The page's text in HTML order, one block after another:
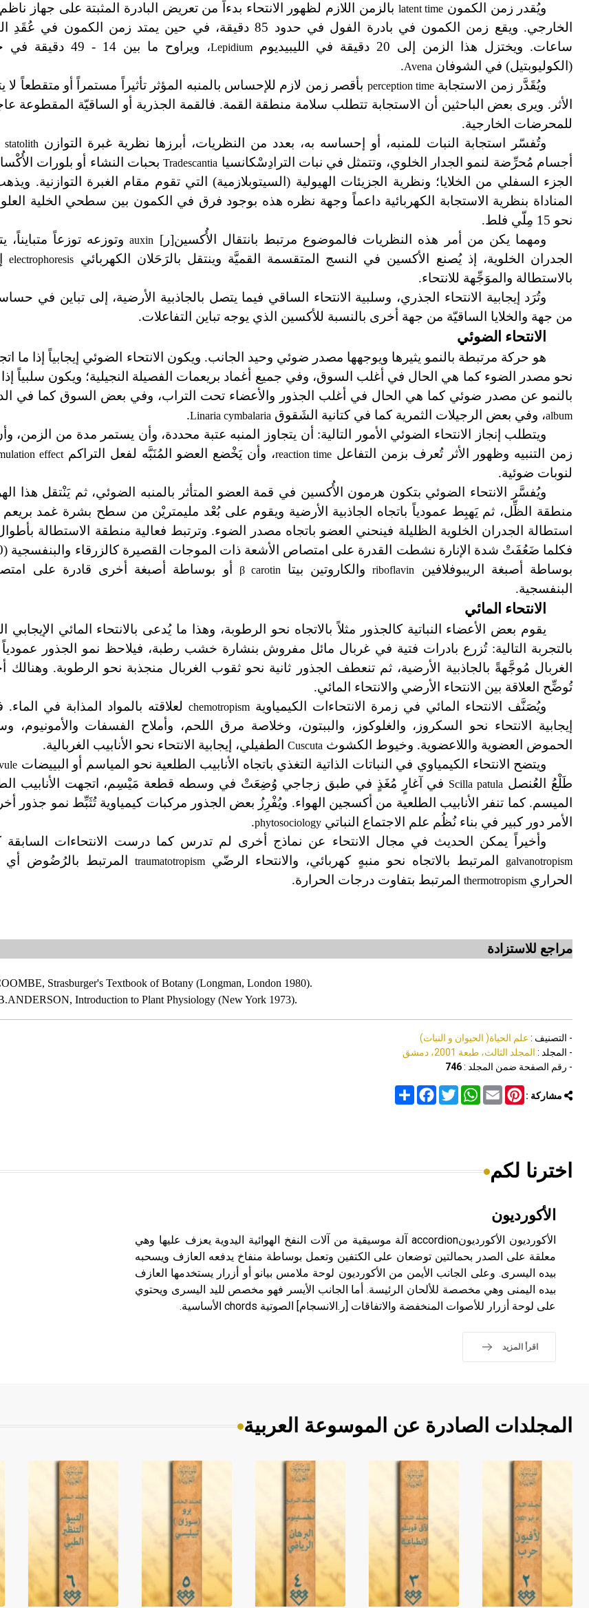
ويُقدر زمن الكمون latent time بالزمن اللازم لظهور الانتحاء بدءاً من تعريض البادرة المثبتة على جهاز
الخارجي. ويقع زمن الكمون في بادرة الفول في حدود 85 دقيقة، في حين يمتد زمن
ساعات. ويختزل هذا الزمن إلى 20 دقيقة في الليبيديوم
Lepidium
، ويراوح ما بين 14
(الكوليوبتيل) في الشوفان Avena
.
ويُقَدَّر زمن الاستجابة perception time بأقصر زمن لازم للإحساس بالمنبه المؤثر تأثيراً مستمراً أو متقطعاً لا
الأثر. ويرى بعض الباحثين أن الاستجابة تتطلب سلامة منطقة القمة. فالقمة الجذرية أو الساقيّة المقطوعة
للمحرضات الخارجية.
وتُفسّر استجابة النبات للمنبه، أو إحساسه به، بعدد من النظريات، أبرزها نظرية غبرة التوازن statolith
أجسام مُحرِّضة لنمو الجدار الخلوي، وتتمثل في نبات الترادِسْكانسيا Tradescantiaبحبات النشاء أو بلورات
الجزء السفلي من الخلايا؛ ونظرية الجزيئات الهيولية (السيتوبلازمية) التي تقوم مقام الغبرة التوازنية.
المناداة بنظرية الاستجابة الكهربائية داعماً وجهة نظره هذه بوجود فرق في الكمون بين سطحي الخلية
نحو 15 مِلّي فلط.
ومهما يكن من أمر هذه النظريات فالموضوع مرتبط بانتقال الأُكسين[ر]
auxinوتوزعه توزعاً متبايناً،
الجدران الخلوية، إذ يُصنع الأكسين في النسج المتقسمة القميَّة وينتقل بالرَحَلان الكهربائي
electrophoresis
بالاستطالة والموَجِّهة للانتحاء.
وتُرَد إيجابية الانتحاء الجذري، وسلبية الانتحاء الساقي فيما يتصل بالجاذبية الأرضية، إلى تباين في
من جهة والخلايا الساقيّة من جهة أخرى بالنسبة للأكسين الذي يوجه تباين التفاعلات.
الانتحاء الضوئي
هو حركة مرتبطة بالنمو يثيرها ويوجهها مصدر ضوئي وحيد الجانب. ويكون الانتحاء الضوئي إيجابياً إذا ما
نحو مصدر الضوء كما هي الحال في أغلب السوق، وفي جميع أغماد بريعمات الفصيلة النجيلية؛ ويكون سلبياً
بالنمو عن مصدر ضوئي كما هي الحال في أغلب الجذور والأعضاء تحت التراب، وفي بعض السوق كما في
album، وفي بعض الرجيلات الثمرية كما في كتانية الشَقوق Linaria cymbalaria
.
ويتطلب إنجاز الانتحاء الضوئي الأمور التالية: أن يتجاوز المنبه عتبة محددة، وأن يستمر مدة من الزمن،
زمن التنبيه وظهور الأثر تُعرف بزمن التفاعل reaction time، وأن يَخْضع العضو المُنَبَّه لفعل التراكم effect
لنوبات ضوئية.
ويُفسَّر الانتحاء الضوئي بتكون هرمون الأُكسين في قمة العضو المتأثر بالمنبه الضوئي، ثم يَنْتقل هذا
منطقة الظِّل، ثم يَهبِط عمودياً باتجاه الجاذبية الأرضية ويقوم على بُعْد مليمتريْن من سطح بشرة غمد
استطالة الجدران الخلوية الظليلة فينحني العضو باتجاه مصدر الضوء. وترتبط فعالية منطقة الاستطالة
بوساطة أصبغة الريبوفلافين
riboflavinوالكاروتين بيتا β carotin
أو بوساطة أصبغة أخرى قادرة على
البنفسجية.
الانتحاء المائي
يقوم بعض الأعضاء النباتية كالجذور مثلاً بالاتجاه نحو الرطوبة، وهذا ما يُدعى بالانتحاء المائي
بالتجربة التالية: تُزرع بادرات فتية في غربال مائل مفروش بنشارة خشب رطبة، فيلاحظ نمو الجذور
الغربال مُوجَّهةً بالجاذبية الأرضية، ثم تنعطف الجذور ثانية نحو ثقوب الغربال منجذبة نحو الرطوبة. وهنالك
تُوضِّح العلاقة بين الانتحاء الأرضي والانتحاء المائي.
ويُصَنَّف الانتحاء المائي في زمرة الانتحاءات الكيمياوية chemotropismلعلاقته بالمواد المذابة في
إيجابية الانتحاء نحو السكروز، والغلوكوز، والببتون، وخلاصة مرق اللحم، وأملاح الفسفات والأمونيوم،
الحموض العضوية واللاعضوية. وخيوط الكشوث Cuscuta
الطفيلي، إيجابية الانتحاء نحو الأنابيب الغربالية.
ويتضح الانتحاء الكيمياوي في النباتات الذاتية التغذي باتجاه الأنابيب الطلعية نحو المياسم أو البييضات
طَلْعُ العُنصل Scilla patula في آغارٍ مُغَذٍ في طبق زجاجي وُضِعَتْ في وسطه قطعة مَيْسِم، اتجهت الأنابيب
الميسم. كما تنفر الأنابيب الطلعية من أكسجين الهواء. ويُفْرِزُ بعض الجذور مركبات كيمياوية تُثَبِّط نمو جذور
الأمر دور كبير في بناء نُظُم علم الاجتماع النباتي phytosociology
.
وأخيراً يمكن الحديث في مجال الانتحاء عن نماذج أخرى لم تدرس كما درست الانتحاءات السابقة
galvanotropism المرتبط بالاتجاه نحو منبهٍ كهربائي، والانتحاء الرضّي traumatotropism
المرتبط بالرُضُوض أي
الحراري thermotropism المرتبط بتفاوت درجات الحرارة.
مراجع للاستزادة
Strasburger's Textbook of Botany (Longman, London 1980).
Introduction to Plant Physiology (New York 1973).
- التصنيف : علم الحياة( الحيوان و النبات)
- المجلد : المجلد الثالث، طبعة 2001، دمشق
- رقم الصفحة ضمن المجلد :746
مشاركة : Share
FacebookTwitter
WhatsAppEmail
Pinterest
اخترنا لكم
الأكورديون
الأكورديون الأكورديونaccordion آلة موسيقية من آلات النفخ الهوائية اليدوية يعزف عليها وهي
معلقة على الصدر بحمالتين توضعان على الكتفين وتعمل بوساطة منفاخ يدفعه العازف ويسحبه
بيده اليسرى. وعلى الجانب الأيمن من الأكورديون لوحة ملامس بيانو أو أزرار يستخدمها العازف
بيده اليمنى وهي مخصصة للألحان الرئيسة. أما الجانب الأيسر فهو مخصص لليد اليسرى ويحتوي
على لوحة أزرار للأصوات المنخفضة والاتفاقات [ر.الانسجام] الصوتية chords الأساسية.
اقرأ المزيد
المجلدات الصادرة عن الموسوعة العربية